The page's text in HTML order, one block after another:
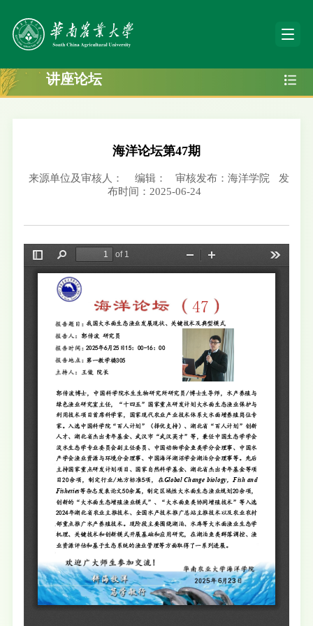
讲座论坛
海洋论坛第47期
来源单位及审核人： 编辑： 审核发布：海洋学院
发
布时间：2025-06-24